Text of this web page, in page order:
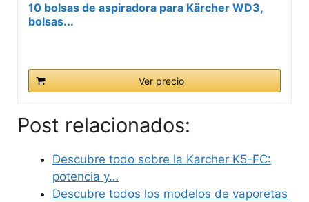
10 bolsas de aspiradora para Kärcher WD3,
bolsas...
Ver precio
Post relacionados:
Descubre todo sobre la Karcher K5-FC:
potencia y…
Descubre todos los modelos de vaporetas